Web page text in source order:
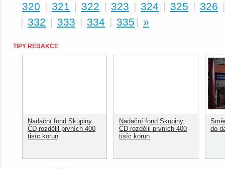
320 | 321 | 322 | 323 | 324 | 325 | 326
| 332 | 333 | 334 | 335 | »
TIPY REDAKCE
Nadační fond Skupiny
ČD rozdělil prvních 400
tisíc korun
Nadační fond Skupiny
ČD rozdělil prvních 400
tisíc korun
do